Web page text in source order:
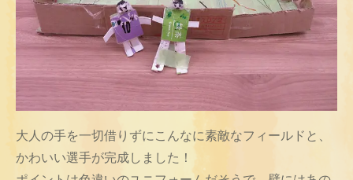
大人の手を一切借りずにこんなに素敵なフィールドと、
かわいい選手が完成しました！